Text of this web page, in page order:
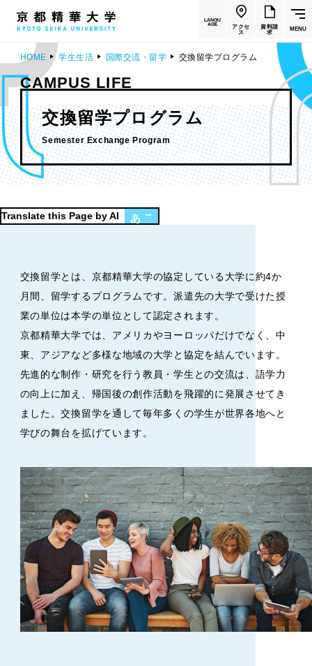
LANGU
AGE
アクセ
ス
資料請
求
MENU
HOME 学生生活 国際交流・留学 交換留学プログラム
交換留学プログラム
Semester Exchange Program
CAMPUS LIFE
Translate this Page by AI あ
交換留学とは、京都精華大学の協定している大学に約4か
月間、留学するプログラムです。派遣先の大学で受けた授
業の単位は本学の単位として認定されます。
京都精華大学では、アメリカやヨーロッパだけでなく、中
東、アジアなど多様な地域の大学と協定を結んでいます。
先進的な制作・研究を行う教員・学生との交流は、語学力
の向上に加え、帰国後の創作活動を飛躍的に発展させてき
ました。交換留学を通して毎年多くの学生が世界各地へと
学びの舞台を拡げています。